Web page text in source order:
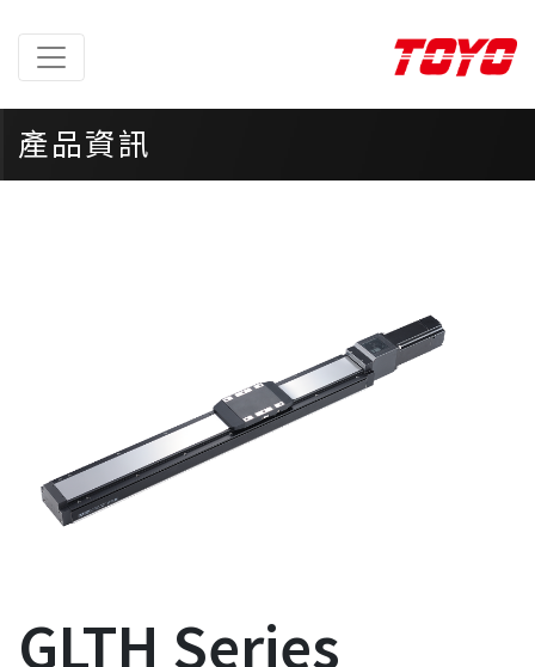
產品資訊
GLTH Series